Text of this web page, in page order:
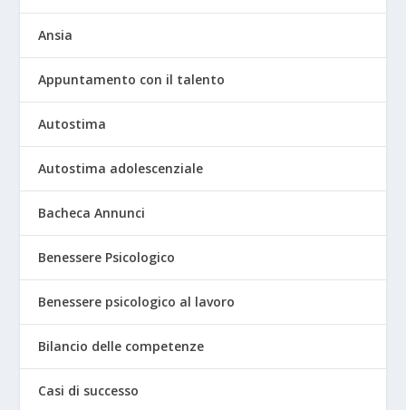
Ansia
Appuntamento con il talento
Autostima
Autostima adolescenziale
Bacheca Annunci
Benessere Psicologico
Benessere psicologico al lavoro
Bilancio delle competenze
Casi di successo